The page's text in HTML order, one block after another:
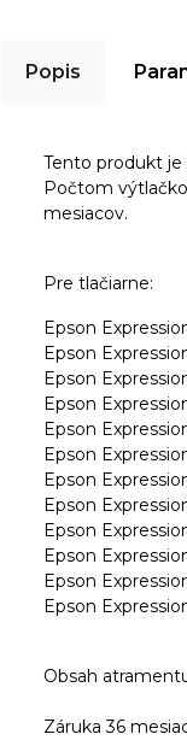
Popis
Tento produkt
Počtom
mesiacov.
Pre tlačiarne:
Epson
Epson
Epson
Epson
Epson
Epson
Epson
Epson
Epson
Epson
Epson
Epson
Obsah
Záruka 36